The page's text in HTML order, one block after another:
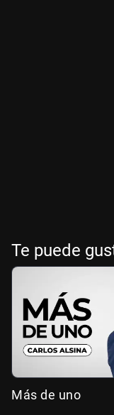
Te puede
Más de uno